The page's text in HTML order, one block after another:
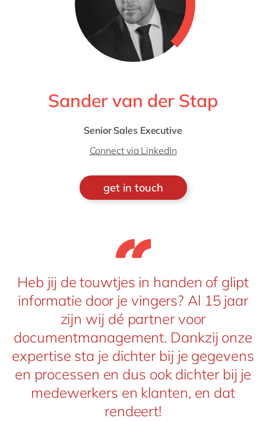
Sander van der Stap
Senior Sales Executive
Connect via LinkedIn
get in touch
Heb jij de touwtjes in handen of glipt
informatie door je vingers? Al 15 jaar
zijn wij dé partner voor
documentmanagement. Dankzij onze
expertise sta je dichter bij je gegevens
en processen en dus ook dichter bij je
medewerkers en klanten, en dat
rendeert!